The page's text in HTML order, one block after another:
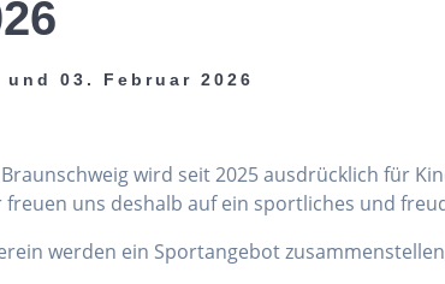
03. Februar 2026
wird seit 2025 ausdrücklich für
uns deshalb auf ein sportliches und
werden ein Sportangebot